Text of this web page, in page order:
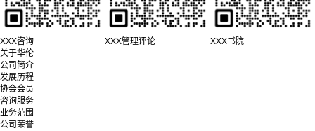
XXX咨询 XXX管理评论
XXX书院
关于华伦
公司简介
发展历程
协会会员
咨询服务
业务范围
公司荣誉